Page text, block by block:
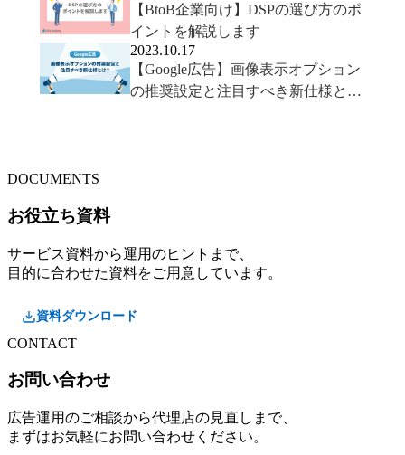
【BtoB企業向け】DSPの選び方のポ
イントを解説します
2023.10.17
【Google広告】画像表示オプション
の推奨設定と注目すべき新仕様と
DOCUMENTS
お役立ち資料
サービス資料から運用のヒントまで、
目的に合わせた資料をご用意しています。
資料ダウンロード
CONTACT
お問い合わせ
広告運用のご相談から代理店の見直しまで、
まずはお気軽にお問い合わせください。